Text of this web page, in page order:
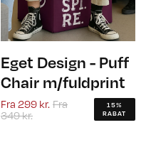
Eget Design - Puff
Chair m/fuldprint
Fra 299 kr. Fra
349 kr.
15%
RABAT